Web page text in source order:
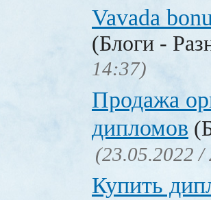
Vavada
(Блоги -
14:37)
Продажа
дипломов
(23.05.2022 /
Купить